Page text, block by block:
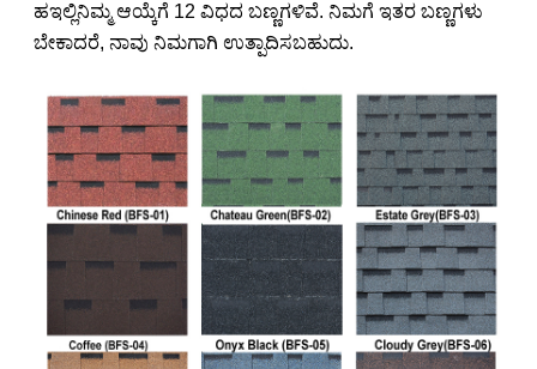
ಹಇಲ್ಲಿನಿಮ್ಮ ಆಯ್ಕೆಗೆ 12 ವಿಧದ ಬಣ್ಣಗಳಿವೆ. ನಿಮಗೆ ಇತರ ಬಣ್ಣಗಳು
ಬೇಕಾದರೆ, ನಾವು ನಿಮಗಾಗಿ ಉತ್ಪಾದಿಸಬಹುದು.